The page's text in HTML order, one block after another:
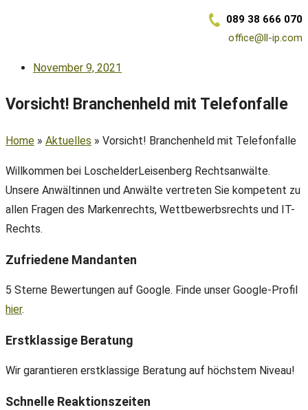
089 38 666 070
office@ll-ip.com
November 9, 2021
Vorsicht! Branchenheld mit Telefonfalle
Home » Aktuelles » Vorsicht! Branchenheld mit Telefonfalle
Willkommen bei LoschelderLeisenberg Rechtsanwälte.
Unsere Anwältinnen und Anwälte vertreten Sie kompetent zu
allen Fragen des Markenrechts, Wettbewerbsrechts und IT-
Rechts.
Zufriedene Mandanten
5 Sterne Bewertungen auf Google. Finde unser Google-Profil
hier.
Erstklassige Beratung
Wir garantieren erstklassige Beratung auf höchstem Niveau!
Schnelle Reaktionszeiten